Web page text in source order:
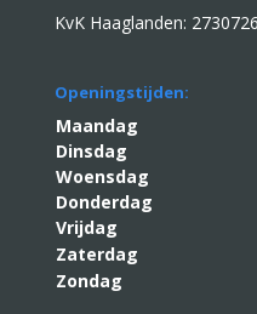
KvK Haaglanden:
Openingstijden:
Maandag
Dinsdag
Woensdag
Donderdag
Vrijdag
Zaterdag
Zondag